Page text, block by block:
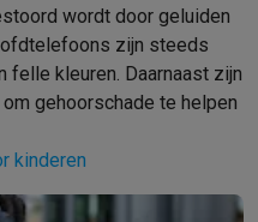
wordt door geluiden
zijn steeds
kleuren. Daarnaast zijn
gehoorschade te helpen
kinderen